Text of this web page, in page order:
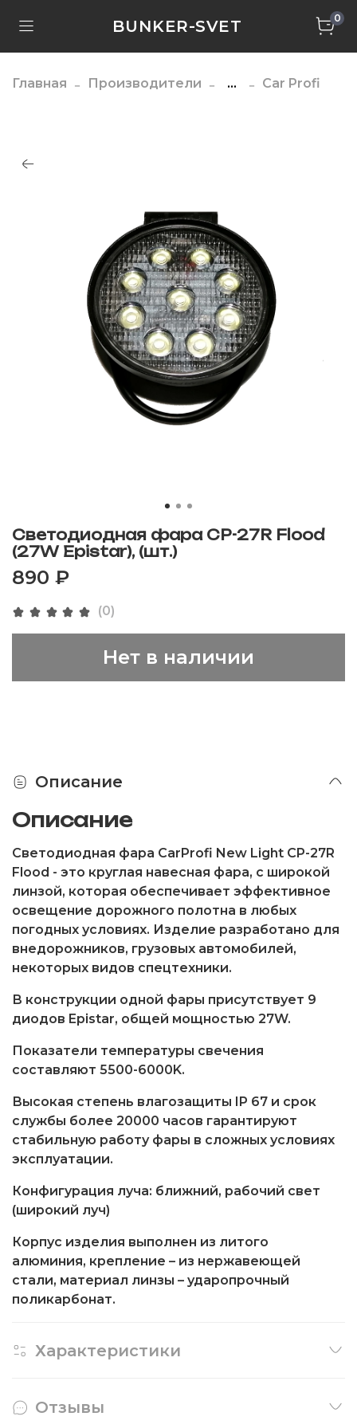
BUNKER-SVET 0
Главная Производители ... Car Profi
(0)
Светодиодная фара CP-27R Flood
(27W Epistar), (шт.)
890 ₽
Нет в наличии
Описание
Описание
Светодиодная фара CarProfi New Light CP-27R
Flood - это круглая навесная фара, с широкой
линзой, которая обеспечивает эффективное
освещение дорожного полотна в любых
погодных условиях. Изделие разработано для
внедорожников, грузовых автомобилей,
некоторых видов спецтехники.
В конструкции одной фары присутствует 9
диодов Epistar, общей мощностью 27W.
Показатели температуры свечения
составляют 5500-6000K.
Высокая степень влагозащиты IP 67 и срок
службы более 20000 часов гарантируют
стабильную работу фары в сложных условиях
эксплуатации.
Конфигурация луча: ближний, рабочий свет
(широкий луч)
Корпус изделия выполнен из литого
алюминия, крепление – из нержавеющей
стали, материал линзы – ударопрочный
поликарбонат.
Характеристики
Отзывы